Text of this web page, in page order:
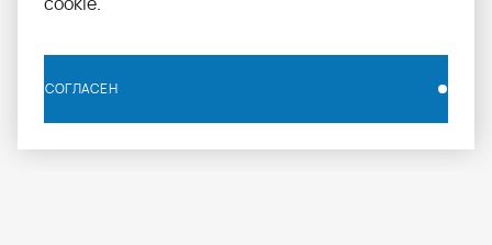
СОГЛАСЕН